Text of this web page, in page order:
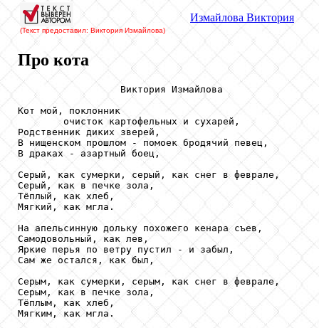
(Текст предоставил: Виктория Измайлова)
Измайлова Виктория
Про кота
                  Виктория Измайлова
Кот мой, поклонник
        очисток картофельных и сухарей,
Родственник диких зверей,
В нищенском прошлом - помоек бродячий певец,
В драках - азартный боец,
Серый, как сумерки, серый, как снег в феврале,
Серый, как в печке зола,
Тёплый, как хлеб,
Мягкий, как мгла.
На апельсинную дольку похожего кенара съев,
Самодовольный, как лев,
Яркие перья по ветру пустил - и забыл,
Сам же остался, как был,
Серым, как сумерки, серым, как снег в феврале,
Серым, как в печке зола,
Тёплым, как хлеб,
Мягким, как мгла.